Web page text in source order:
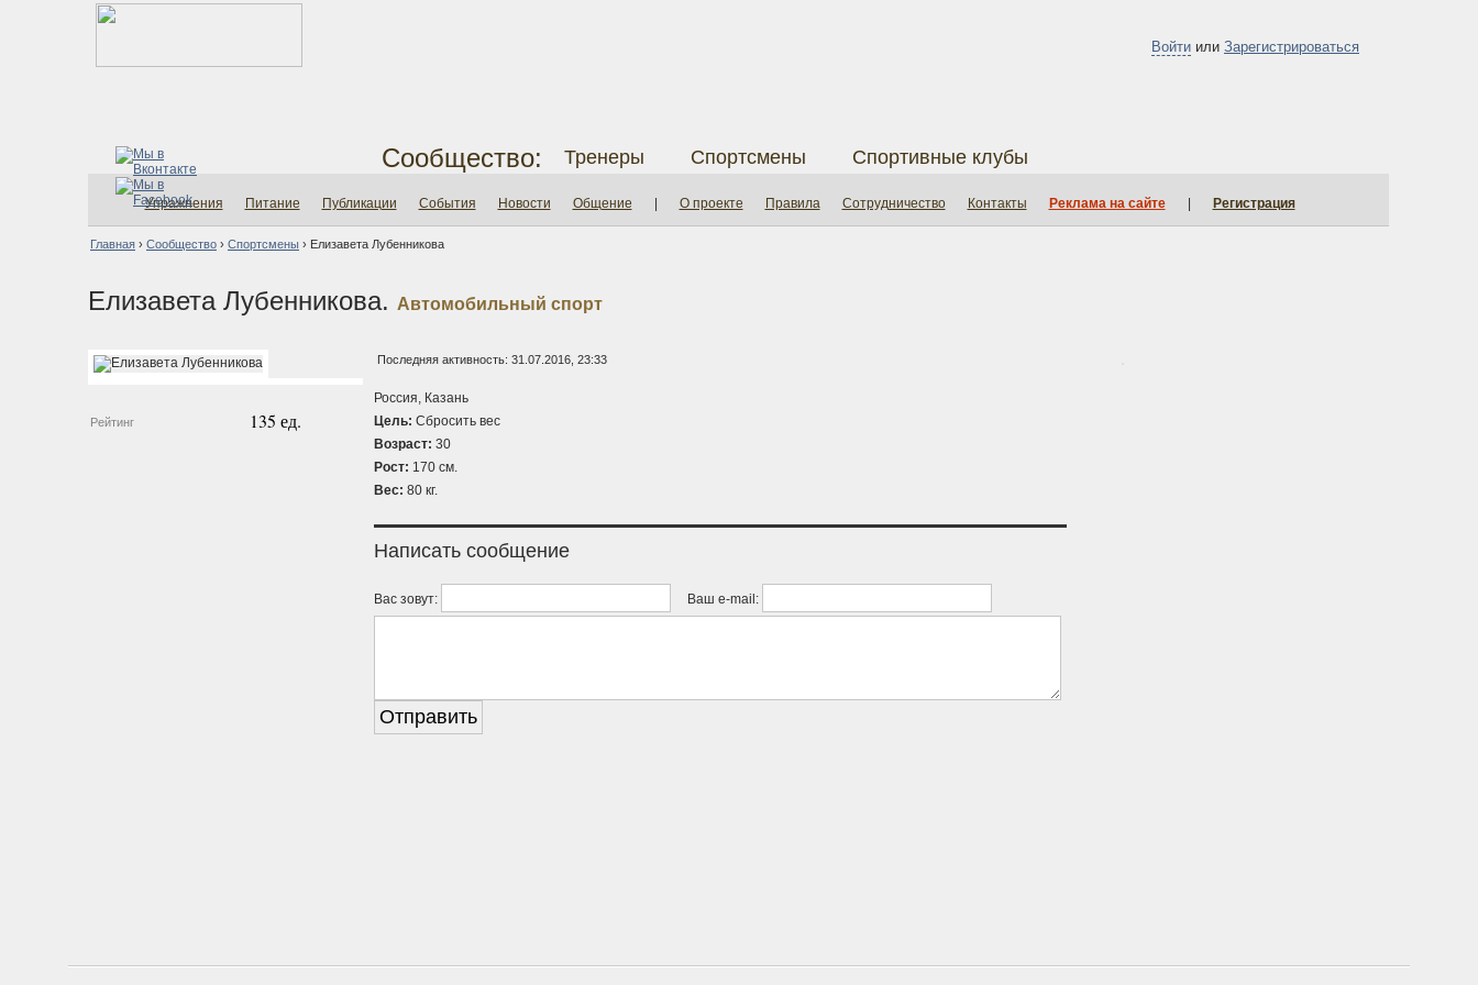
Войти или Зарегистрироваться
Сообщество: Тренеры Спортсмены Спортивные клубы
Упражнения Питание Публикации События Новости Общение О проекте Правила Сотрудничество Контакты Реклама на сайте Регистрация
Главная › Сообщество › Спортсмены › Елизавета Лубенникова
Елизавета Лубенникова. Автомобильный спорт
Рейтинг 135 ед.
Последняя активность: 31.07.2016, 23:33
Россия, Казань
Цель: Сбросить вес
Возраст: 30
Рост: 170 см.
Вес: 80 кг.
Написать сообщение
Вас зовут: Ваш e-mail: